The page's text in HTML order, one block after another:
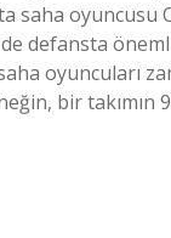
saha oyuncusu
defansta
oyuncuları
bir takımın